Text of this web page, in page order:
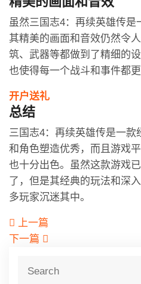
虽然三国志4：再续英雄传
其精美的画面和音效仍然令
筑、武器等都做到了精细的
也使得每一个战斗和事件都更
开户送礼
总结
三国志4：再续英雄传是一
和角色塑造优秀，而且游戏
也十分出色。虽然这款游戏
了，但是其经典的玩法和深
多玩家沉迷其中。
上一篇
下一篇